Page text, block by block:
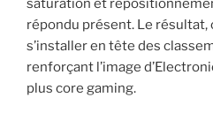
saturation et
répondu présent. Le résultat,
s’installer en tête des
renforçant l’image
plus core gaming.